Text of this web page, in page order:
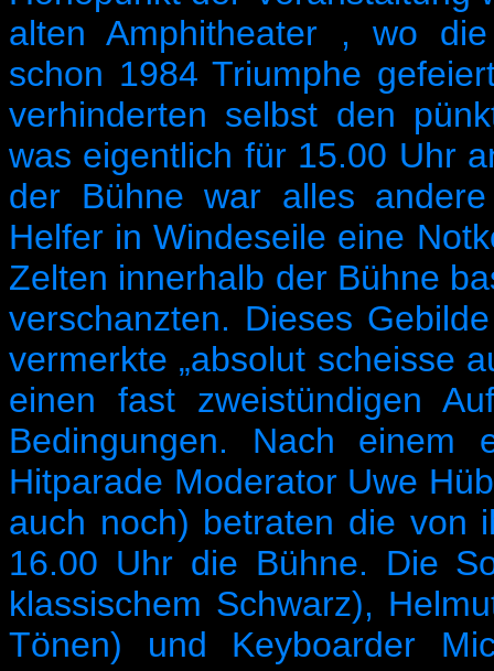
alten Amphitheater , wo
schon 1984 Triumphe
verhinderten selbst den
was eigentlich für 15.00 Uhr
der Bühne war alles
Helfer in Windeseile eine
Zelten innerhalb der Bühne
verschanzten. Dieses
vermerkte „absolut scheisse
einen fast zweistündigen
Bedingungen. Nach einem
Hitparade Moderator Uwe
auch noch) betraten die von
16.00 Uhr die Bühne. Die
klassischem Schwarz),
Tönen) und Keyboarder